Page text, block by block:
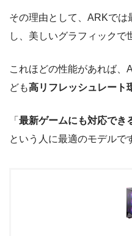
その理由として、ARKでは
し、美しいグラフィックで
これほどの性能があれば、
ども高リフレッシュレート
「 最新ゲームにも対応でき
という人に最適のモデルで